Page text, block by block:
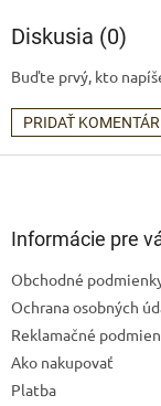
Diskusia (0)
Buďte prvý, kto
PRIDAŤ KOMENTÁR
Informácie pre
Obchodné
Ochrana osobných
Reklamačné
Ako nakupovať
Platba